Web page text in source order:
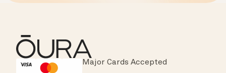
HSA/FSA Eligible
Instant Checkout
Major Cards Accepted